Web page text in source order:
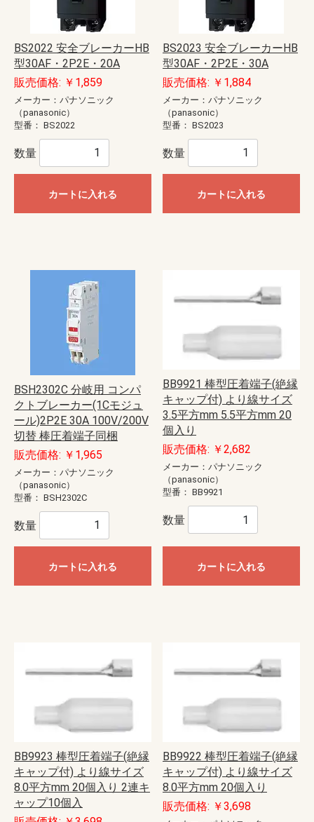
BS2022 安全ブレーカーHB
型30AF・2P2E・20A
販売価格: ￥1,859
メーカー：パナソニック
（panasonic）
型番： BS2022
数量
カートに入れる
BS2023 安全ブレーカーHB
型30AF・2P2E・30A
販売価格: ￥1,884
メーカー：パナソニック
（panasonic）
型番： BS2023
数量
カートに入れる
BSH2302C 分岐用 コンパ
クトブレーカー(1Cモジュ
ール)2P2E 30A 100V/200V
切替 棒圧着端子同梱
販売価格: ￥1,965
メーカー：パナソニック
（panasonic）
型番： BSH2302C
数量
カートに入れる
BB9921 棒型圧着端子(絶縁
キャップ付) より線サイズ
3.5平方mm 5.5平方mm 20
個入り
販売価格: ￥2,682
メーカー：パナソニック
（panasonic）
型番： BB9921
数量
カートに入れる
BB9923 棒型圧着端子(絶縁
キャップ付) より線サイズ
8.0平方mm 20個入り 2連キ
ャップ10個入
BB9922 棒型圧着端子(絶縁
キャップ付) より線サイズ
8.0平方mm 20個入り
販売価格: ￥3,698